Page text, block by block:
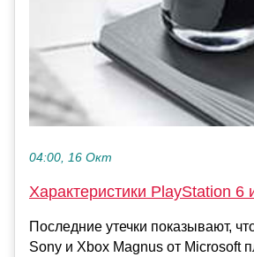
04:00, 16 Окт
Характеристики PlayStation 6
Последние утечки показывают,
Sony и Xbox Magnus от Microsoft